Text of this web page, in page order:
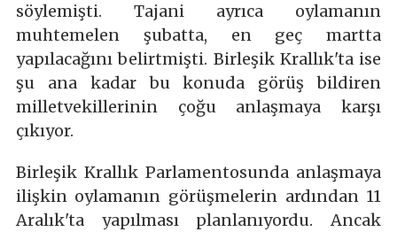
söylemişti. Tajani ayrıca oylamanın
muhtemelen şubatta, en geç martta
yapılacağını belirtmişti. Birleşik Krallık'ta ise
şu ana kadar bu konuda görüş bildiren
milletvekillerinin çoğu anlaşmaya karşı
çıkıyor.
Birleşik Krallık Parlamentosunda anlaşmaya
ilişkin oylamanın görüşmelerin ardından 11
Aralık'ta yapılması planlanıyordu. Ancak